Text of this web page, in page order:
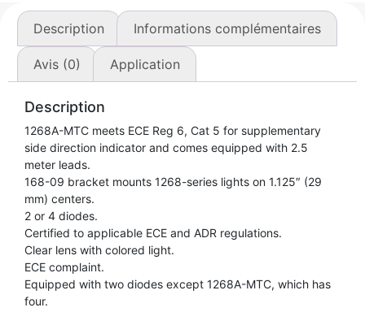
Description Informations complémentaires
Avis (0) Application
Description
1268A-MTC meets ECE Reg 6, Cat 5 for supplementary
side direction indicator and comes equipped with 2.5
meter leads.
168-09 bracket mounts 1268-series lights on 1.125″ (29
mm) centers.
2 or 4 diodes.
Certified to applicable ECE and ADR regulations.
Clear lens with colored light.
ECE complaint.
Equipped with two diodes except 1268A-MTC, which has
four.